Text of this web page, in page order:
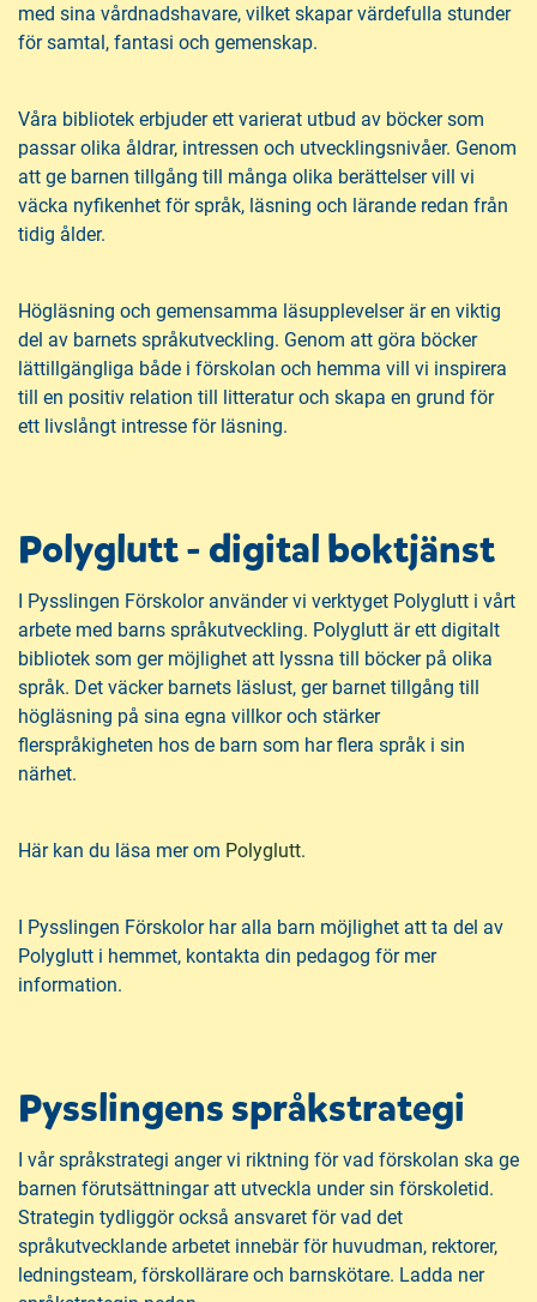
med sina vårdnadshavare, vilket skapar värdefulla stunder
för samtal, fantasi och gemenskap.
Våra bibliotek erbjuder ett varierat utbud av böcker som
passar olika åldrar, intressen och utvecklingsnivåer. Genom
att ge barnen tillgång till många olika berättelser vill vi
väcka nyfikenhet för språk, läsning och lärande redan från
tidig ålder.
Högläsning och gemensamma läsupplevelser är en viktig
del av barnets språkutveckling. Genom att göra böcker
lättillgängliga både i förskolan och hemma vill vi inspirera
till en positiv relation till litteratur och skapa en grund för
ett livslångt intresse för läsning.
Polyglutt - digital boktjänst
I Pysslingen Förskolor använder vi verktyget Polyglutt i vårt
arbete med barns språkutveckling. Polyglutt är ett digitalt
bibliotek som ger möjlighet att lyssna till böcker på olika
språk. Det väcker barnets läslust, ger barnet tillgång till
högläsning på sina egna villkor och stärker
flerspråkigheten hos de barn som har flera språk i sin
närhet.
Här kan du läsa mer om Polyglutt(
p
n
y
t
f
ö
n
s
.
I Pysslingen Förskolor har alla barn möjlighet att ta del av
Polyglutt i hemmet, kontakta din pedagog för mer
information.
Pysslingens språkstrategi
I vår språkstrategi anger vi riktning för vad förskolan ska ge
barnen förutsättningar att utveckla under sin förskoletid.
Strategin tydliggör också ansvaret för vad det
språkutvecklande arbetet innebär för huvudman, rektorer,
ledningsteam, förskollärare och barnskötare. Ladda ner